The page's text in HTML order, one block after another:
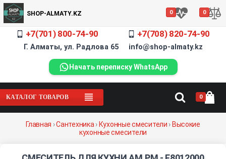
SHOP-ALMATY.KZ 0 0
+7(701) 800-74-90 +7(708) 820-74-90
Г. Алматы, ул. Радлова 65 info@shop-almaty.kz
Начать переписку WhatsApp
КАТАЛОГ ТОВАРОВ 0
Главная ›Сантехника ›Кухонные смесители ›Высокие
кухонные смесители